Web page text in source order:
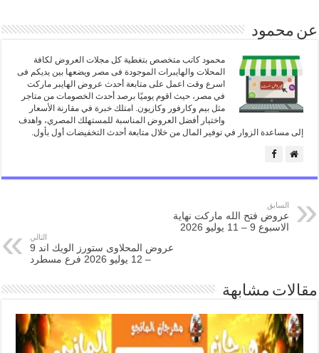
عن محمود
محمود كاتب متخصص بتغطية كل مجلات العروض لكافة
المحلات والهايبرات الموجودة فى مصر ويضعها بين يديكم فى
اسرع وقت اعمل على متابعة أحدث عروض الهايبر ماركت
في مصر، حيث اقوم يوميًا برصد أحدث الخصومات من متاجر
مثل بيم وكارفور وكازيون. امتلك خبرة في مقارنة الأسعار
واختيار أفضل العروض المناسبة للمستهلك المصري، واهدف
إلى مساعدة الزوار في توفير المال من خلال متابعة أحدث التخفيضات أول بأول.
السابق
عروض فتح الله ماركت نهاية
الاسبوع 9 – 11 يوليو 2026
التالي
عروض المحلاوى ستورز الويك اند 9
– 12 يوليو 2026 فرع مسطرد
مقالات مشابهة